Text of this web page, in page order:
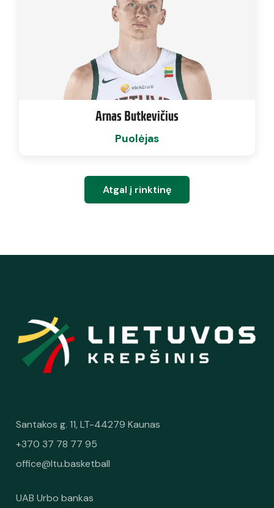
Arnas Butkevičius
Puolėjas
Atgal į rinktinę
Santakos g. 11, LT-44279 Kaunas
+370 37 78 77 95
office@ltu.basketball
UAB Urbo bankas